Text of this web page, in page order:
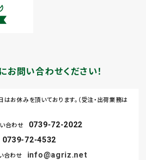
お問い合わせください！
合わせ 0739-72-2022
合わせ
info@agriz.net
0739-72-4532
はお休みを頂いております。（受注・出荷業務は